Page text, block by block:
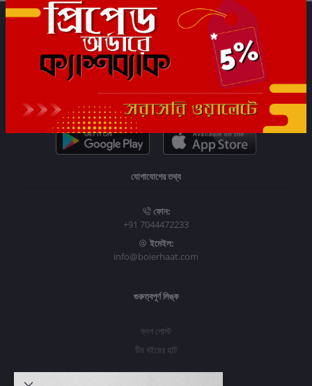
সাবস্ক্রাইব
যোগাযোগের তথ্য
ফোন:
+91 7044472233
ইমেইল:
info@boierhaat.com
গুরুত্বপূর্ণ লিঙ্ক
ব্লগ পোস্ট
টিম বইয়ের হাট